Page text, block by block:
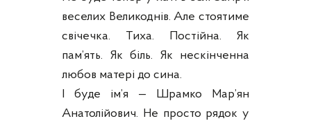
веселих Великоднів. Але стоятиме
свічечка. Тиха. Постійна. Як
пам’ять. Як біль. Як нескінченна
любов матері до сина.
І буде ім’я — Шрамко Мар’ян
Анатолійович. Не просто рядок у